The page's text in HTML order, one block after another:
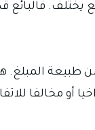
فالبائع
طبيعة
أو مخالفا